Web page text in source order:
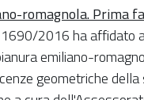
romagnola. Prima
2016 ha affidato
emiliano-
geometriche